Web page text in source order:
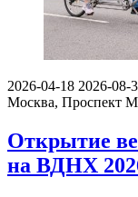
2026-04-18 2026-08-
Москва, Проспект
Открытие
на ВДНХ